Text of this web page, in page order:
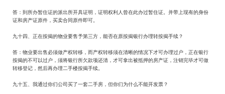
答：到所办暂住证的派出所开具证明，证明权利人曾在此办过暂住证。并带上现有的身份
证和房产证原件，买卖合同原件即可。
九十四、正在按揭的物业要售予第三方，能否在原按揭银行办理转按揭手续？
答：物业要出售必须做产权转移，而产权转移须在清晰的情况下才可办理过户，正在银行
按揭的不可以过户，须将银行所欠款项还清，才可拿出被抵押的房产证，注销完毕才可做
转移登记，然后再办理二手楼按揭手续。
九十五、我通过你们公司买了一套二手房，但你们为什么不能开发票？